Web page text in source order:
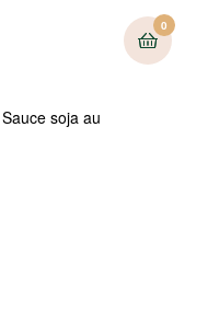
0
Sauce soja au